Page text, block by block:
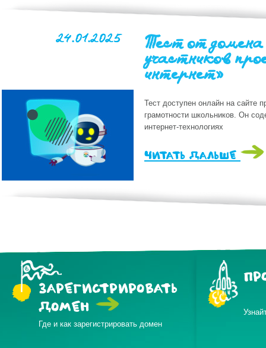
24.01.2025
Тест от
участников
интернет»
Тест доступен онлайн на сайте
грамотности школьников. Он
интернет-технологиях
читать дальше
ЗАРЕГИСТРИРОВАТЬ
ДОМЕН
Где и как зарегистрировать домен